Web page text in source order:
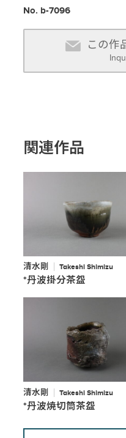
No. b-7096
この作
関連作品
清水剛 Takeshi Shimizu
*丹波掛分茶盌
清水剛 Takeshi Shimizu
*丹波焼切筒茶盌